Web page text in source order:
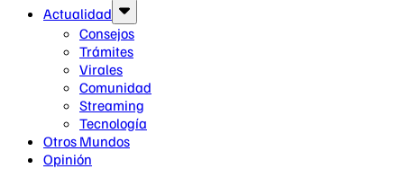
Actualidad
Consejos
Trámites
Virales
Comunidad
Streaming
Tecnología
Otros Mundos
Opinión